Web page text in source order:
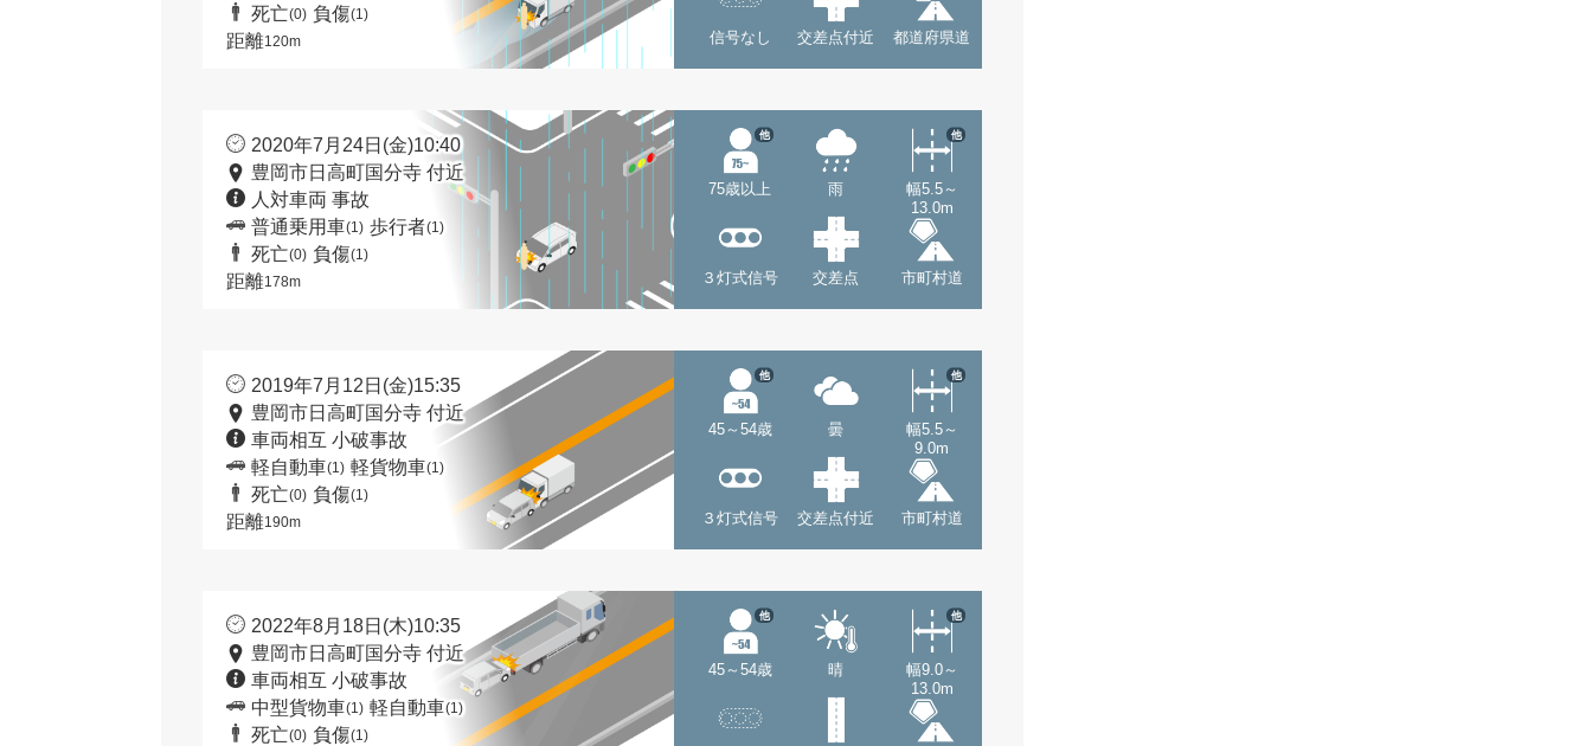
死亡(0) 負傷(1)
距離120m 信号なし 交差点付近 都道府県道
2020年7月24日(金)10:40
豊岡市日高町国分寺 付近
人対車両 事故
普通乗用車(1) 歩行者(1)
死亡(0) 負傷(1)
距離178m
75歳以上
他
雨
幅5.5～
13.0m
他
３灯式信号 交差点 市町村道
2019年7月12日(金)15:35
豊岡市日高町国分寺 付近
車両相互 小破事故
軽自動車(1) 軽貨物車(1)
死亡(0) 負傷(1)
距離190m
45～54歳
他
曇
幅5.5～
9.0m
他
３灯式信号 交差点付近 市町村道
2022年8月18日(木)10:35
豊岡市日高町国分寺 付近
車両相互 小破事故
中型貨物車(1) 軽自動車(1)
死亡(0) 負傷(1)
45～54歳
他
晴
幅9.0～
13.0m
他